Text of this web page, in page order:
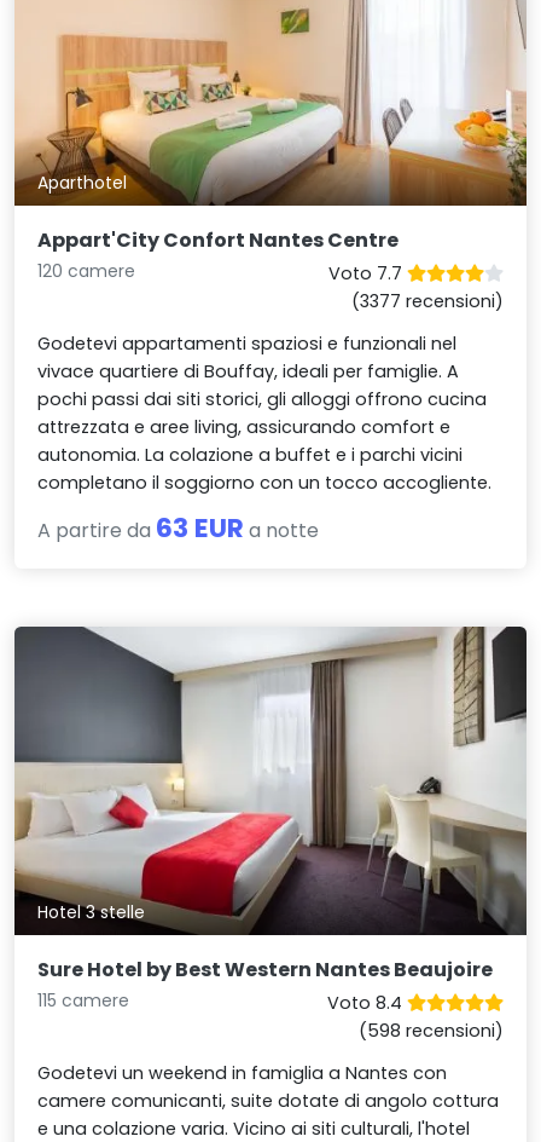
Aparthotel
Appart'City Confort Nantes Centre
120 camere
Voto 7.7
(3377 recensioni)
Godetevi appartamenti spaziosi e funzionali nel
vivace quartiere di Bouffay, ideali per famiglie. A
pochi passi dai siti storici, gli alloggi offrono cucina
attrezzata e aree living, assicurando comfort e
autonomia. La colazione a buffet e i parchi vicini
completano il soggiorno con un tocco accogliente.
A partire da 63 EUR a notte
Hotel 3 stelle
Sure Hotel by Best Western Nantes Beaujoire
115 camere
Voto 8.4
(598 recensioni)
Godetevi un weekend in famiglia a Nantes con
camere comunicanti, suite dotate di angolo cottura
e una colazione varia. Vicino ai siti culturali, l'hotel